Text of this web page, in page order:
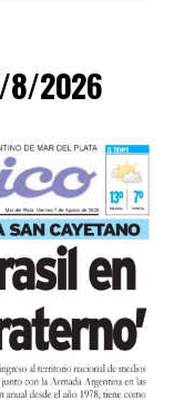
y distintas
sociales
trabajadores y
8/2026